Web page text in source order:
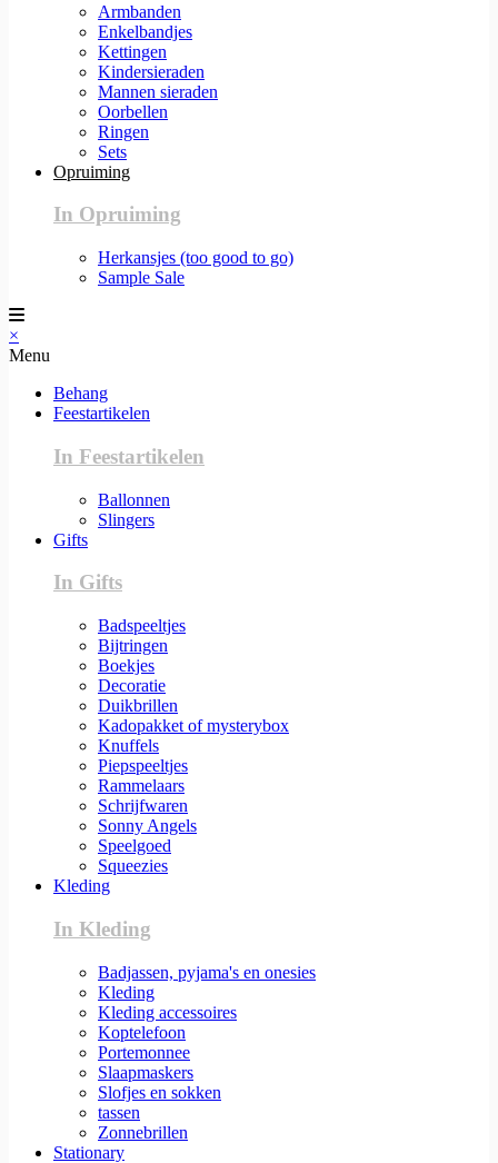
Armbanden
Enkelbandjes
Kettingen
Kindersieraden
Mannen sieraden
Oorbellen
Ringen
Sets
Opruiming
In Opruiming
Herkansjes (too good to go)
Sample Sale
×
Menu
Behang
Feestartikelen
In Feestartikelen
Ballonnen
Slingers
Gifts
In Gifts
Badspeeltjes
Bijtringen
Boekjes
Decoratie
Duikbrillen
Kadopakket of mysterybox
Knuffels
Piepspeeltjes
Rammelaars
Schrijfwaren
Sonny Angels
Speelgoed
Squeezies
Kleding
In Kleding
Badjassen, pyjama's en onesies
Kleding
Kleding accessoires
Koptelefoon
Portemonnee
Slaapmaskers
Slofjes en sokken
tassen
Zonnebrillen
Stationary